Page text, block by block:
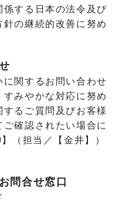
する日本の法令及び
の継続的改善に努め
関するお問い合わせ
みやかな対応に努め
るご質問及びお客様
確認されたい場合に
（担当／【金井】）
問合せ窓口